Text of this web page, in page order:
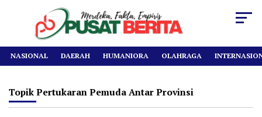
NASIONAL DAERAH HUMANIORA OLAHRAGA
Topik Pertukaran Pemuda Antar Provinsi